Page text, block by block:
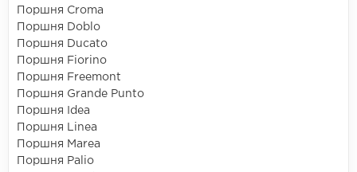
Поршня Croma
Поршня Doblo
Поршня Ducato
Поршня Fiorino
Поршня Freemont
Поршня Grande Punto
Поршня Idea
Поршня Linea
Поршня Marea
Поршня Palio